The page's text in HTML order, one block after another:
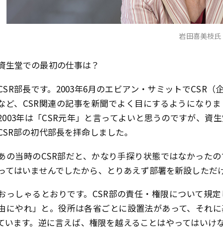
岩田喜美枝氏
生堂での最初の仕事は？
部長です。2003年6月のエビアン・サミットでCSR
ど、CSR関連の記事を新聞でよく目にするようになり
年は「CSR元年」と言ってよいと思うのですが、資
部の初代部長を拝命しました。
の当時のCSR部だと、かなり手探り状態ではなかった
てはいませんでしたから、とりあえず部署を新設しただ
っしゃるとおりです。CSR部の責任・権限について規
にやれ」と。役所は各省ごとに設置法があって、それ
います。逆に言えば、権限を越えることはやってはい